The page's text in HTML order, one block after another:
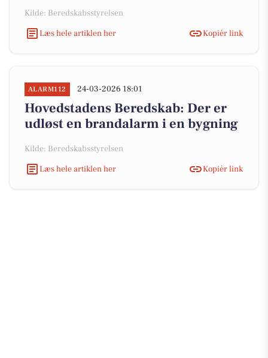
Kilde: Beredskabsstyrelsen
Læs hele artiklen her
Kopiér link
ALARM112 24-03-2026 18:01
Hovedstadens Beredskab: Der er
udløst en brandalarm i en bygning
Kilde: Beredskabsstyrelsen
Læs hele artiklen her
Kopiér link